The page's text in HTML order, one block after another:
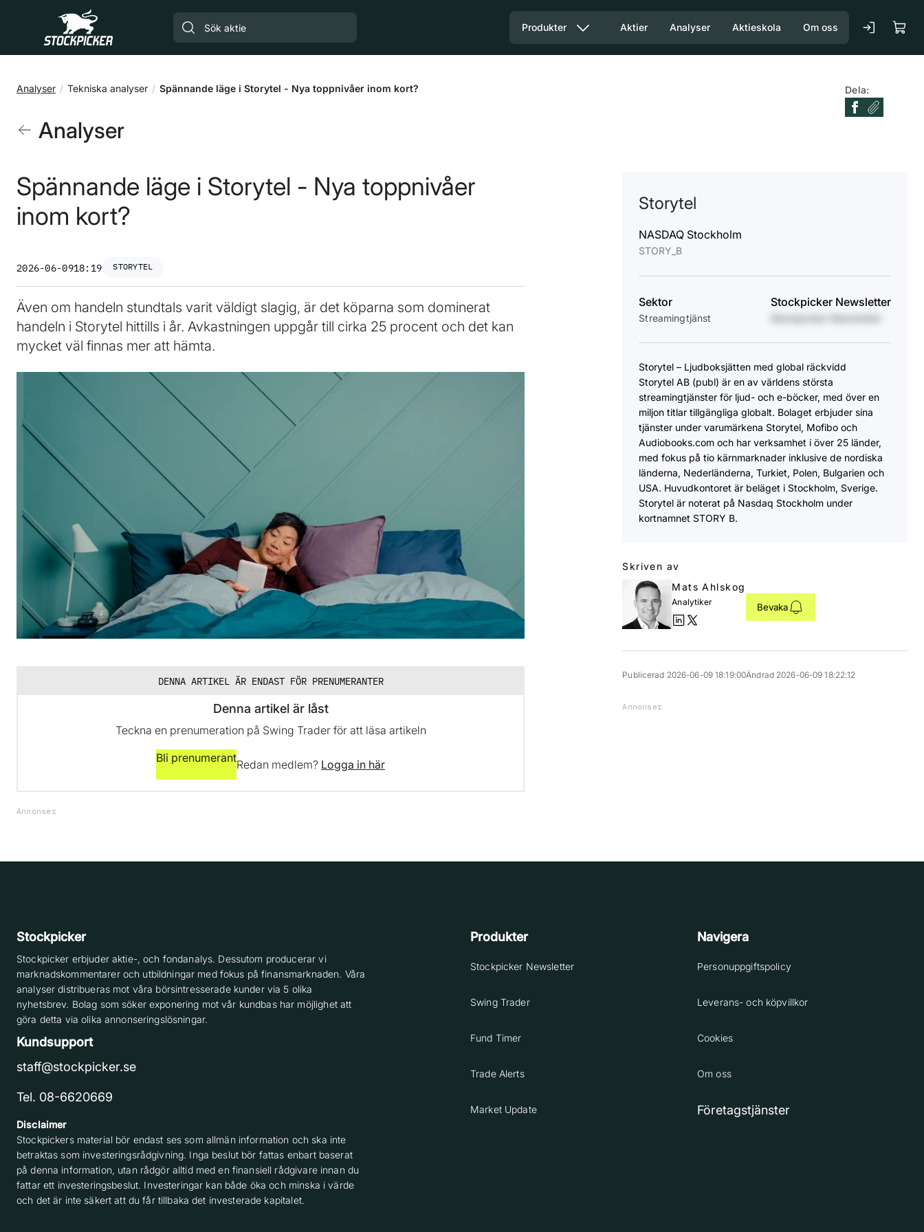
Gå till huvudinnehåll
Produkter Aktier Analyser Aktieskola Om oss
Analyser Tekniska analyser Spännande läge i Storytel - Nya toppnivåer inom kort? Dela:
Analyser
Spännande läge i Storytel - Nya toppnivåer
inom kort?
2026-06-0918:19 STORYTEL
Även om handeln stundtals varit väldigt slagig, är det köparna som dominerat
handeln i Storytel hittills i år. Avkastningen uppgår till cirka 25 procent och det kan
mycket väl finnas mer att hämta.
DENNA ARTIKEL ÄR ENDAST FÖR PRENUMERANTER
Denna artikel är låst
Teckna en prenumeration på Swing Trader för att läsa artikeln
Bli prenumerantRedan medlem? Logga in här
Storytel
NASDAQ Stockholm
STORY_B
Sektor
Streamingtjänst
Stockpicker Newsletter
Storytel – Ljudboksjätten med global räckvidd
Storytel AB (publ) är en av världens största
streamingtjänster för ljud- och e-böcker, med över en
miljon titlar tillgängliga globalt. Bolaget erbjuder sina
tjänster under varumärkena Storytel, Mofibo och
Audiobooks.com och har verksamhet i över 25 länder,
med fokus på tio kärnmarknader inklusive de nordiska
länderna, Nederländerna, Turkiet, Polen, Bulgarien och
USA. Huvudkontoret är beläget i Stockholm, Sverige.
Storytel är noterat på Nasdaq Stockholm under
kortnamnet STORY B.
Skriven av
Mats Ahlskog
Analytiker Bevaka
Publicerad 2026-06-09 18:19:00Ändrad 2026-06-09 18:22:12
Annonser
Annonser
Stockpicker
Stockpicker erbjuder aktie-, och fondanalys. Dessutom producerar vi
marknadskommentarer och utbildningar med fokus på finansmarknaden. Våra
analyser distribueras mot våra börsintresserade kunder via 5 olika
nyhetsbrev. Bolag som söker exponering mot vår kundbas har möjlighet att
göra detta via olika annonseringslösningar.
Kundsupport
staff@stockpicker.se
Tel. 08-6620669
Disclaimer
Stockpickers material bör endast ses som allmän information och ska inte
betraktas som investeringsrådgivning. Inga beslut bör fattas enbart baserat
på denna information, utan rådgör alltid med en finansiell rådgivare innan du
fattar ett investeringsbeslut. Investeringar kan både öka och minska i värde
och det är inte säkert att du får tillbaka det investerade kapitalet.
Produkter
Stockpicker Newsletter
Swing Trader
Fund Timer
Trade Alerts
Market Update
Navigera
Personuppgiftspolicy
Leverans- och köpvillkor
Cookies
Om oss
Företagstjänster